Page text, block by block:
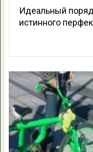
Идеальный
истинного